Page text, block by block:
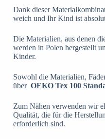
Dank dieser
weich und Ihr Kind ist
Die Materialien, aus denen
werden in Polen hergestellt
Kinder.
Sowohl die Materialien,
über OEKO Tex 100
Zum Nähen verwenden wir
Qualität, die für die
erforderlich sind.